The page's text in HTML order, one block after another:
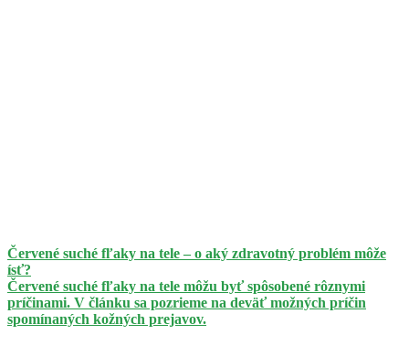
Červené suché fľaky na tele – o aký zdravotný problém môže
ísť?
Červené suché fľaky na tele môžu byť spôsobené rôznymi
príčinami. V článku sa pozrieme na deväť možných príčin
spomínaných kožných prejavov.